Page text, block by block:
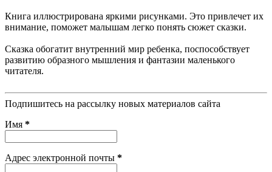
Книга иллюстрирована яркими рисунками. Это привлечет их
внимание, поможет малышам легко понять сюжет сказки.
Сказка обогатит внутренний мир ребенка, поспособствует
развитию образного мышления и фантазии маленького
читателя.
Подпишитесь на рассылку новых материалов сайта
Имя *
Адрес электронной почты *